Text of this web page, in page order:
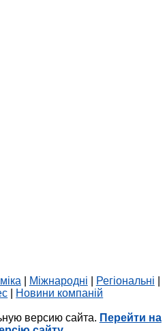
Міжнародні Регіональні
Новини компаній
версию сайта. Перейти на